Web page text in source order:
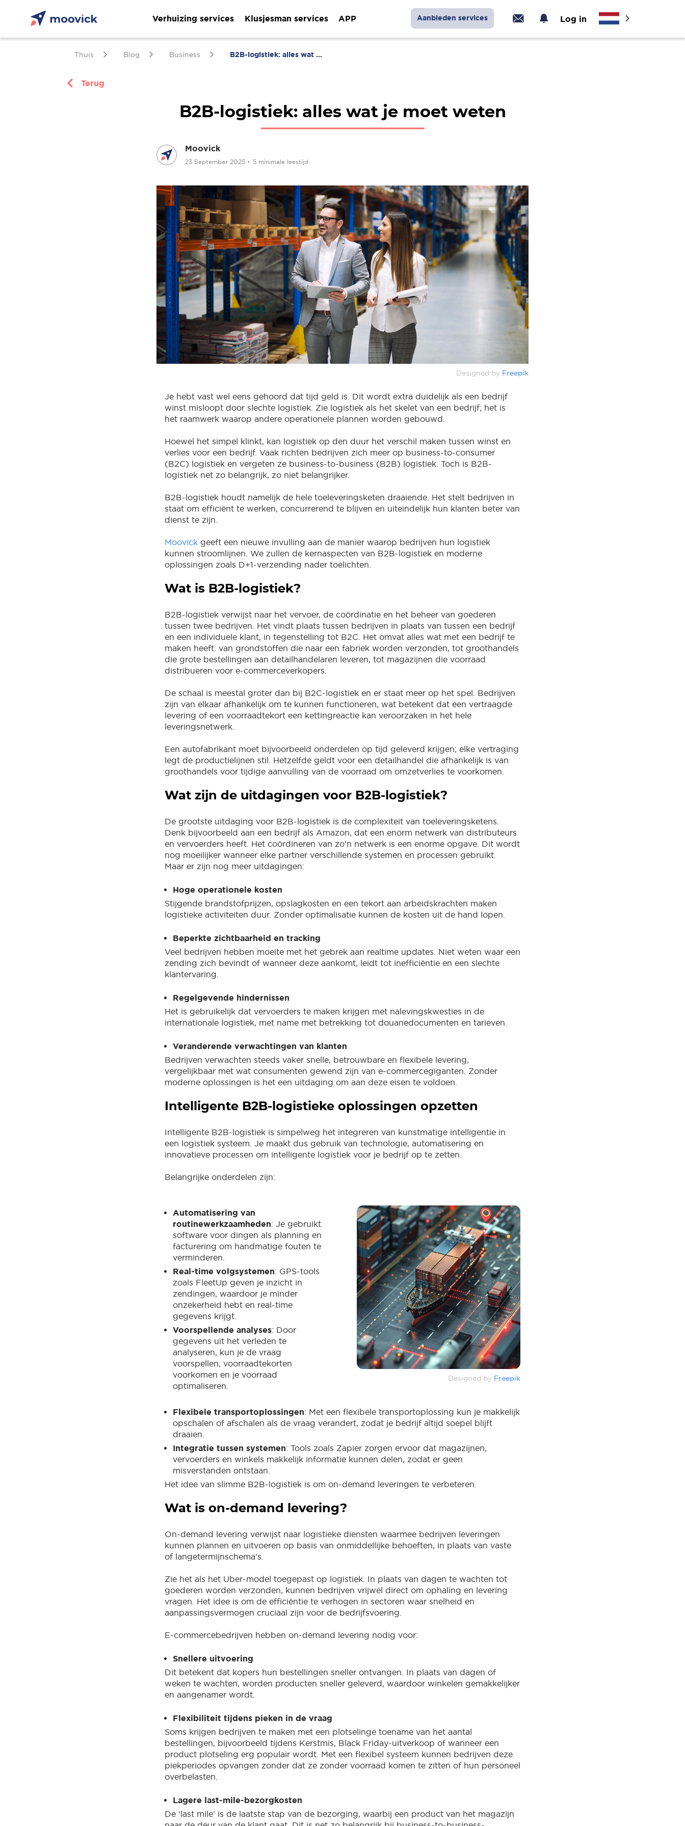
Verhuizing services Klusjesman services APP Aanbieden services Log in
Thuis Blog Business B2B-logistiek: alles wat ...
Terug
B2B-logistiek: alles wat je moet weten
Moovick
23 September 2025 • 5 minimale leestijd
Designed by Freepik
Je hebt vast wel eens gehoord dat tijd geld is. Dit wordt extra duidelijk als een bedrijf
winst misloopt door slechte logistiek. Zie logistiek als het skelet van een bedrijf; het is
het raamwerk waarop andere operationele plannen worden gebouwd.
Hoewel het simpel klinkt, kan logistiek op den duur het verschil maken tussen winst en
verlies voor een bedrijf. Vaak richten bedrijven zich meer op business-to-consumer
(B2C) logistiek en vergeten ze business-to-business (B2B) logistiek. Toch is B2B-
logistiek net zo belangrijk, zo niet belangrijker.
B2B-logistiek houdt namelijk de hele toeleveringsketen draaiende. Het stelt bedrijven in
staat om efficiënt te werken, concurrerend te blijven en uiteindelijk hun klanten beter van
dienst te zijn.
Moovick geeft een nieuwe invulling aan de manier waarop bedrijven hun logistiek
kunnen stroomlijnen. We zullen de kernaspecten van B2B-logistiek en moderne
oplossingen zoals D+1-verzending nader toelichten.
Wat is B2B-logistiek?
B2B-logistiek verwijst naar het vervoer, de coördinatie en het beheer van goederen
tussen twee bedrijven. Het vindt plaats tussen bedrijven in plaats van tussen een bedrijf
en een individuele klant, in tegenstelling tot B2C. Het omvat alles wat met een bedrijf te
maken heeft: van grondstoffen die naar een fabriek worden verzonden, tot groothandels
die grote bestellingen aan detailhandelaren leveren, tot magazijnen die voorraad
distribueren voor e-commerceverkopers.
De schaal is meestal groter dan bij B2C-logistiek en er staat meer op het spel. Bedrijven
zijn van elkaar afhankelijk om te kunnen functioneren, wat betekent dat een vertraagde
levering of een voorraadtekort een kettingreactie kan veroorzaken in het hele
leveringsnetwerk.
Een autofabrikant moet bijvoorbeeld onderdelen op tijd geleverd krijgen; elke vertraging
legt de productielijnen stil. Hetzelfde geldt voor een detailhandel die afhankelijk is van
groothandels voor tijdige aanvulling van de voorraad om omzetverlies te voorkomen.
Wat zijn de uitdagingen voor B2B-logistiek?
De grootste uitdaging voor B2B-logistiek is de complexiteit van toeleveringsketens.
Denk bijvoorbeeld aan een bedrijf als Amazon, dat een enorm netwerk van distributeurs
en vervoerders heeft. Het coördineren van zo'n netwerk is een enorme opgave. Dit wordt
nog moeilijker wanneer elke partner verschillende systemen en processen gebruikt.
Maar er zijn nog meer uitdagingen:
Hoge operationele kosten
Stijgende brandstofprijzen, opslagkosten en een tekort aan arbeidskrachten maken
logistieke activiteiten duur. Zonder optimalisatie kunnen de kosten uit de hand lopen.
Beperkte zichtbaarheid en tracking
Veel bedrijven hebben moeite met het gebrek aan realtime updates. Niet weten waar een
zending zich bevindt of wanneer deze aankomt, leidt tot inefficiëntie en een slechte
klantervaring.
Regelgevende hindernissen
Het is gebruikelijk dat vervoerders te maken krijgen met nalevingskwesties in de
internationale logistiek, met name met betrekking tot douanedocumenten en tarieven.
Veranderende verwachtingen van klanten
Bedrijven verwachten steeds vaker snelle, betrouwbare en flexibele levering,
vergelijkbaar met wat consumenten gewend zijn van e-commercegiganten. Zonder
moderne oplossingen is het een uitdaging om aan deze eisen te voldoen.
Intelligente B2B-logistieke oplossingen opzetten
Intelligente B2B-logistiek is simpelweg het integreren van kunstmatige intelligentie in
een logistiek systeem. Je maakt dus gebruik van technologie, automatisering en
innovatieve processen om intelligente logistiek voor je bedrijf op te zetten.
Belangrijke onderdelen zijn:
Automatisering van
routinewerkzaamheden: Je gebruikt
software voor dingen als planning en
facturering om handmatige fouten te
verminderen.
Real-time volgsystemen: GPS-tools
zoals FleetUp geven je inzicht in
zendingen, waardoor je minder
onzekerheid hebt en real-time
gegevens krijgt.
Voorspellende analyses: Door
gegevens uit het verleden te
analyseren, kun je de vraag
voorspellen, voorraadtekorten
voorkomen en je voorraad
optimaliseren.
Designed by Freepik
Flexibele transportoplossingen: Met een flexibele transportoplossing kun je makkelijk
opschalen of afschalen als de vraag verandert, zodat je bedrijf altijd soepel blijft
draaien.
Integratie tussen systemen: Tools zoals Zapier zorgen ervoor dat magazijnen,
vervoerders en winkels makkelijk informatie kunnen delen, zodat er geen
misverstanden ontstaan.
Het idee van slimme B2B-logistiek is om on-demand leveringen te verbeteren.
Wat is on-demand levering?
On-demand levering verwijst naar logistieke diensten waarmee bedrijven leveringen
kunnen plannen en uitvoeren op basis van onmiddellijke behoeften, in plaats van vaste
of langetermijnschema's.
Zie het als het Uber-model toegepast op logistiek. In plaats van dagen te wachten tot
goederen worden verzonden, kunnen bedrijven vrijwel direct om ophaling en levering
vragen. Het idee is om de efficiëntie te verhogen in sectoren waar snelheid en
aanpassingsvermogen cruciaal zijn voor de bedrijfsvoering.
E-commercebedrijven hebben on-demand levering nodig voor:
Snellere uitvoering
Dit betekent dat kopers hun bestellingen sneller ontvangen. In plaats van dagen of
weken te wachten, worden producten sneller geleverd, waardoor winkelen gemakkelijker
en aangenamer wordt.
Flexibiliteit tijdens pieken in de vraag
Soms krijgen bedrijven te maken met een plotselinge toename van het aantal
bestellingen, bijvoorbeeld tijdens Kerstmis, Black Friday-uitverkoop of wanneer een
product plotseling erg populair wordt. Met een flexibel systeem kunnen bedrijven deze
piekperiodes opvangen zonder dat ze zonder voorraad komen te zitten of hun personeel
overbelasten.
Lagere last-mile-bezorgkosten
De ‘last mile’ is de laatste stap van de bezorging, waarbij een product van het magazijn